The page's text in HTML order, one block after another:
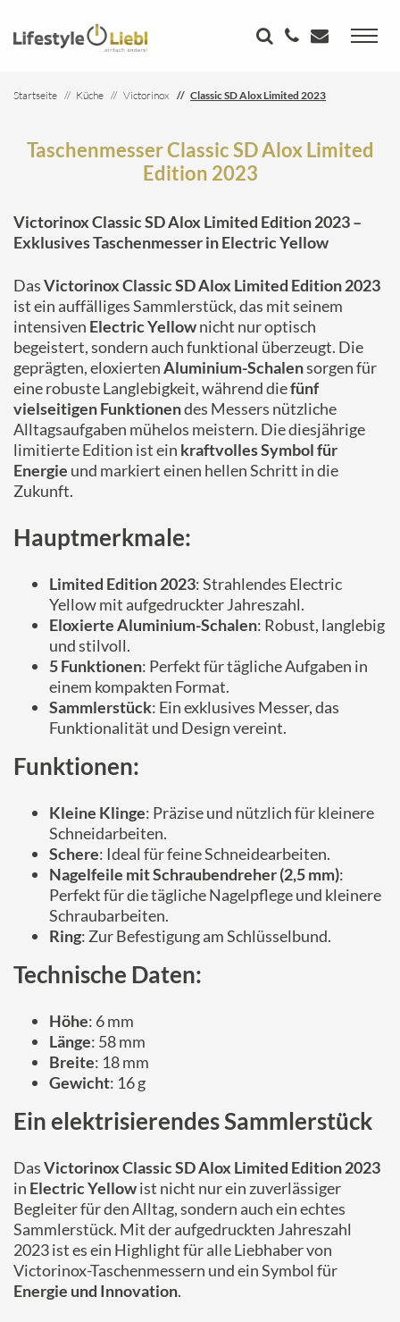
Startseite Küche Victorinox Classic SD Alox Limited 2023
Taschenmesser Classic SD Alox Limited
Edition 2023
Victorinox Classic SD Alox Limited Edition 2023 –
Exklusives Taschenmesser in Electric Yellow
DasVictorinox Classic SD Alox Limited Edition 2023
ist ein auffälliges Sammlerstück, das mit seinem
intensiven Electric Yellownicht nur optisch
begeistert, sondern auch funktional überzeugt. Die
geprägten, eloxiertenAluminium-Schalensorgen für
eine robuste Langlebigkeit, während diefünf
vielseitigen Funktionendes Messers nützliche
Alltagsaufgaben mühelos meistern. Die diesjährige
limitierte Edition ist ein kraftvolles Symbol für
Energie und markiert einen hellen Schritt in die
Zukunft.
Hauptmerkmale:
Limited Edition 2023: Strahlendes Electric
Yellow mit aufgedruckter Jahreszahl.
Eloxierte Aluminium-Schalen: Robust, langlebig
und stilvoll.
5 Funktionen: Perfekt für tägliche Aufgaben in
einem kompakten Format.
Sammlerstück: Ein exklusives Messer, das
Funktionalität und Design vereint.
Funktionen:
Kleine Klinge: Präzise und nützlich für kleinere
Schneidarbeiten.
Schere: Ideal für feine Schneidearbeiten.
Nagelfeile mit Schraubendreher (2,5 mm):
Perfekt für die tägliche Nagelpflege und kleinere
Schraubarbeiten.
Ring: Zur Befestigung am Schlüsselbund.
Technische Daten:
Höhe: 6 mm
Länge: 58 mm
Breite: 18 mm
Gewicht: 16 g
Ein elektrisierendes Sammlerstück
DasVictorinox Classic SD Alox Limited Edition 2023
in Electric Yellowist nicht nur ein zuverlässiger
Begleiter für den Alltag, sondern auch ein echtes
Sammlerstück. Mit der aufgedruckten Jahreszahl
2023 ist es ein Highlight für alle Liebhaber von
Victorinox-Taschenmessern und ein Symbol für
Energie und Innovation.